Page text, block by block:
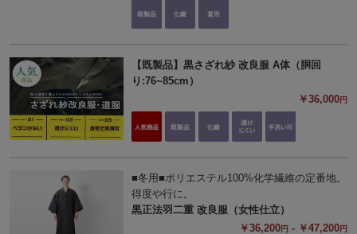
【既製品】黒さざれ紗 改良服 A体（胴回
り:76~85cm）
￥36,000円
■冬用■ポリエステル100%化学繊維の定番地。
得度や行に。
黒正法羽二重 改良服（女性仕立）
￥36,200円 - ￥47,200円